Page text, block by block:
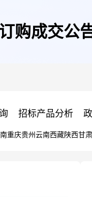
购成交公
招标产品分析
重庆贵州 云南西藏陕西甘肃